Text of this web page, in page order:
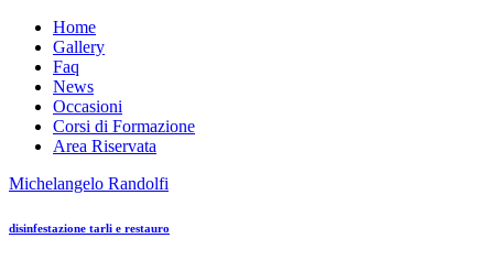
Home
Gallery
Faq
News
Occasioni
Corsi di Formazione
Area Riservata
Michelangelo Randolfi
disinfestazione tarli e restauro